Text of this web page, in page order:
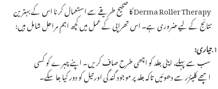
Derma Roller Therapy کا صحیح طریقے سے استعمال کرنا اس کے بہترین
نتائج کے لیے ضروری ہے۔ اس تھراپی کے عمل میں کچھ اہم مراحل شامل ہیں:
تیاری:
سب سے پہلے، اپنی جلد کو اچھی طرح صاف کریں۔ اپنے چہرے کو کسی
اچھے کلینزر سے دھوئیں تاکہ جلد پر موجود گندگی اور تیل کو دور کیا جا سکے۔